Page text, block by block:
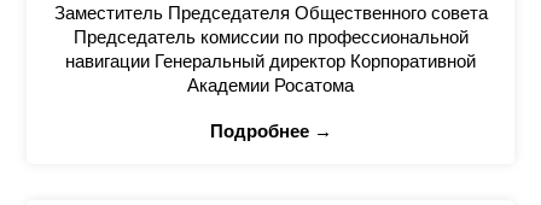
Заместитель Председателя Общественного совета
Председатель комиссии по профессиональной
навигации Генеральный директор Корпоративной
Академии Росатома
Подробнее →